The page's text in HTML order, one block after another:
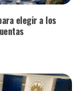
elegir a los